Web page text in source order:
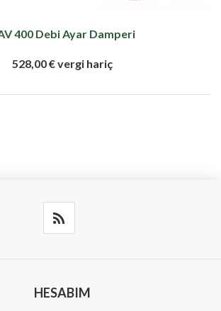
400 Debi Ayar Damperi
528,00 € vergi hariç
HESABIM